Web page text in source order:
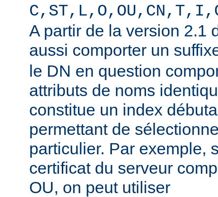
A partir de la version 2.1
aussi comporter un
le DN en question
attributs de noms
constitue un index
permettant de
particulier. Par exemple,
certificat du serveur
OU, on peut utiliser